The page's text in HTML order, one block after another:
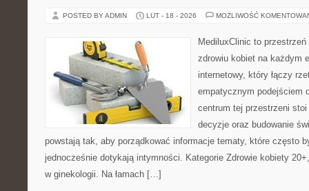
POSTED BY ADMIN LUT - 18 - 2026 MOŻLIWOŚĆ
MediluxClinic to
zdrowiu kobiet na każdym
internetowy, który łączy
empatycznym podejściem
centrum tej przestrzeni
decyzje oraz budowanie
powstają tak, aby porządkować informacje tematy, które często
jednocześnie dotykają intymności. Kategorie Zdrowie kobiety
w ginekologii. Na łamach […]